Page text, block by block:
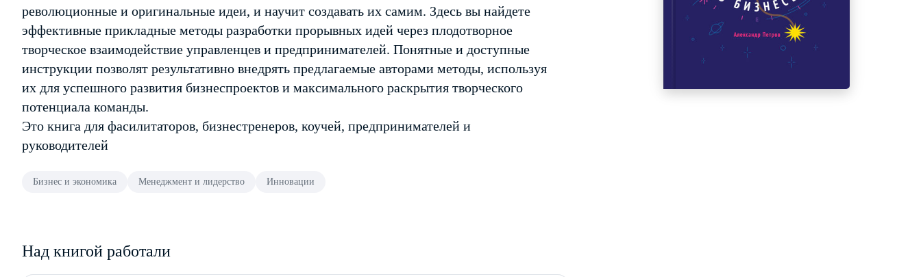
революционные и оригинальные идеи, и научит создавать их самим. Здесь вы найдете
эффективные прикладные методы разработки прорывных идей через плодотворное
творческое взаимодействие управленцев и предпринимателей. Понятные и доступные
инструкции позволят результативно внедрять предлагаемые авторами методы, используя
их для успешного развития бизнеспроектов и максимального раскрытия творческого
потенциала команды.
Это книга для фасилитаторов, бизнестренеров, коучей, предпринимателей и
руководителей
Бизнес и экономика Менеджмент и лидерство Инновации
Над книгой работали